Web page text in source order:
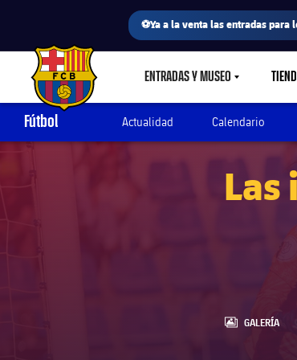
⚽Ya a la venta las entradas para
FC Barcelona club badge ENTRADAS Y MUSEO
Fútbol Actualidad Calendario
GALERÍA